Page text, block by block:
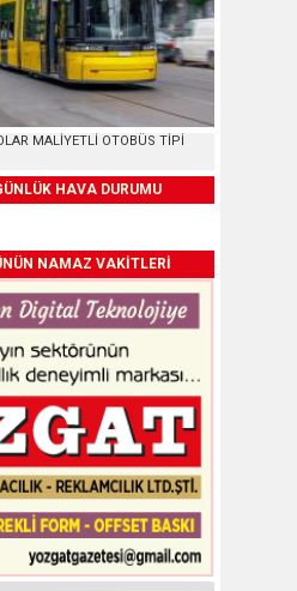
MALİYETLİ OTOBÜS TİPİ
HAVA DURUMU
NAMAZ VAKİTLERİ